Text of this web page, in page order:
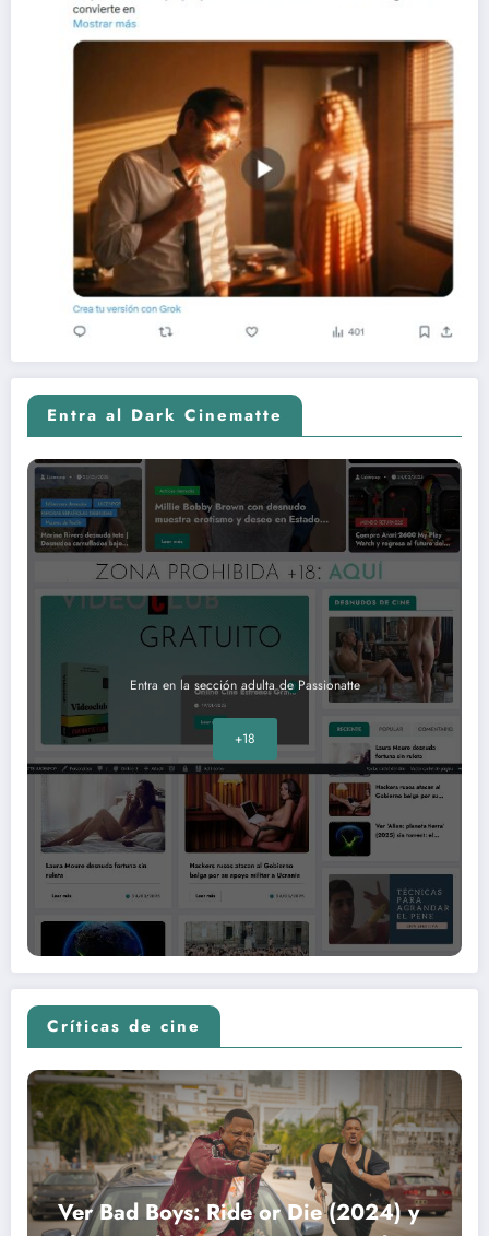
Entra al Dark Cinematte
Entra en la sección adulta de Passionatte
+18
Críticas de cine
Ver Bad Boys: Ride or Die (2024) y